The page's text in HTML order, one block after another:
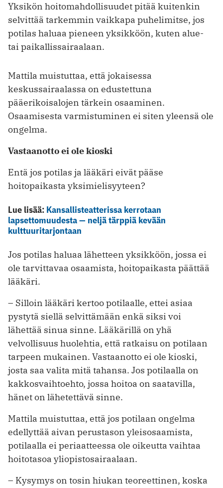
Yksikön hoitomahdollisuudet pitää kuitenkin
selvittää tarkemmin vaikkapa puhelimitse, jos
potilas haluaa pieneen yksikköön, kuten alue-
tai paikallissairaalaan.
Mattila muistuttaa, että jokaisessa
keskussairaalassa on edustettuna
pääerikoisalojen tärkein osaaminen.
Osaamisesta varmistuminen ei siten yleensä ole
ongelma.
Vastaanotto ei ole kioski
Entä jos potilas ja lääkäri eivät pääse
hoitopaikasta yksimielisyyteen?
Lue lisää: Kansallisteatterissa kerrotaan
lapsettomuudesta ­­— neljä tärppiä kevään
kulttuuritarjontaan
Jos potilas haluaa lähetteen yksikköön, jossa ei
ole tarvittavaa osaamista, hoitopaikasta päättää
lääkäri.
– Silloin lääkäri kertoo potilaalle, ­ettei asiaa
pystytä siellä selvittämään enkä siksi voi
lähettää sinua sinne. Lääkärillä on yhä
velvollisuus huolehtia, että ratkaisu on potilaan
tarpeen mukainen. Vastaanotto ei ole kioski,
josta saa valita mitä tahansa. Jos potilaalla on
kakkosvaihtoehto, jossa hoitoa on saatavilla,
hänet on lähetettävä sinne.
Mattila muistuttaa, että jos potilaan ongelma
edellyttää aivan perustason yleisosaamista,
potilaalla ei periaatteessa ole oikeutta vaihtaa
hoitotasoa yliopistosairaalaan.
– Kysymys on tosin hiukan teoreettinen, koska